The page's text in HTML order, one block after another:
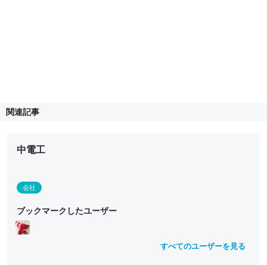
関連記事
中電工
会社
ブックマークしたユーザー
すべてのユーザーを見る